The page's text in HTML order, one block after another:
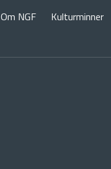
Om NGF Kulturminner